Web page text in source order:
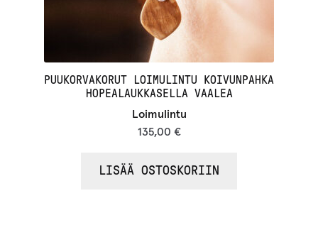
PUUKORVAKORUT LOIMULINTU KOIVUNPAHKA
HOPEALAUKKASELLA VAALEA
Loimulintu
135,00 €
LISÄÄ OSTOSKORIIN